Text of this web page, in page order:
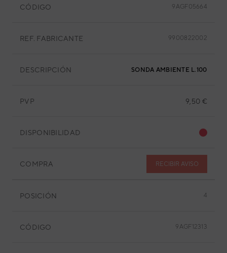
CÓDIGO 9AGF05664
REF. FABRICANTE 9900822002
DESCRIPCIÓN SONDA AMBIENTE L.100 MM
PVP 9,50 €
DISPONIBILIDAD
COMPRA RECIBIR AVISO
POSICIÓN 4
CÓDIGO 9AGF12313